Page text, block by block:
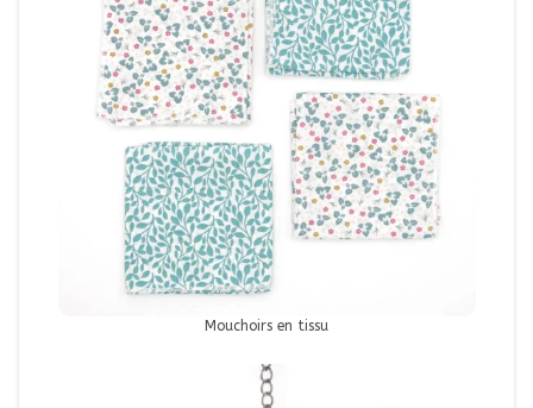
Mouchoirs en tissu